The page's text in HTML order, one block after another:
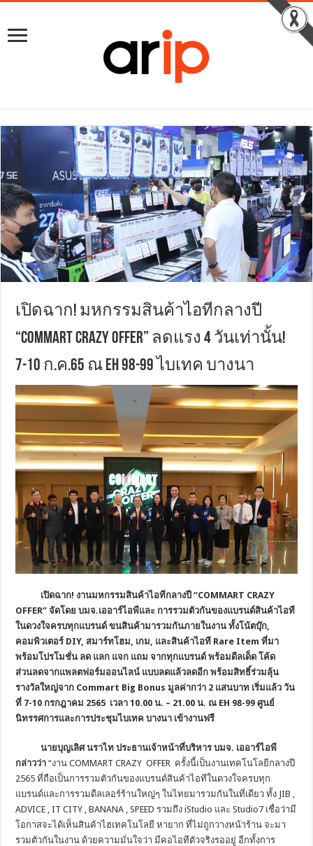
เปิดฉาก! มหกรรมสินค้าไอทีกลางปี
“COMMART CRAZY OFFER” ลดแรง 4 วันเท่านั้น!
7-10 ก.ค.65 ณ EH 98-99 ไบเทค บางนา
เปิดฉาก! งานมหกรรมสินค้าไอทีกลางปี “COMMART CRAZY
OFFER” จัดโดย บมจ.เออาร์ไอพีและ การรวมตัวกันของแบรนด์สินค้าไอที
ในดวงใจครบทุกแบรนด์ ขนสินค้ามารวมกันภายในงาน ทั้งโน้ตบุ๊ก,
คอมพิวเตอร์ DIY, สมาร์ทโฮม, เกม, และสินค้าไอที Rare Item ที่มา
พร้อมโปรโมชั่น ลด แลก แจก แถม จากทุกแบรนด์ พร้อมดีลเด็ด โค้ด
ส่วนลดจากแพลตฟอร์มออนไลน์ แบบลดแล้วลดอีก พร้อมสิทธิ์ร่วมลุ้น
รางวัลใหญ่จาก Commart Big Bonus มูลค่ากว่า 2 แสนบาท เริ่มแล้ว วัน
ที่ 7-10 กรกฎาคม 2565 เวลา 10.00 น. – 21.00 น. ณ EH 98-99 ศูนย์
นิทรรศการและการประชุมไบเทค บางนา เข้างานฟรี
นายบุญเลิศ นราไท ประธานเจ้าหน้าที่บริหาร บมจ. เออาร์ไอพี
กล่าวว่า“งาน COMMART CRAZY OFFER ครั้งนี้เป็นงานเทคโนโลยีกลางปี
2565 ที่ถือเป็นการรวมตัวกันของแบรนด์สินค้าไอทีในดวงใจครบทุก
แบรนด์และการรวมดีลเลอร์ร้านใหญ่ๆ ในไทยมารวมกันในที่เดียว ทั้ง JIB ,
ADVICE , IT CITY , BANANA , SPEED รวมถึง iStudio และ Studio7 เชื่อว่ามี
โอกาสจะได้เห็นสินค้าไฮเทคโนโลยี หายาก ที่ไม่ถูกวางหน้าร้าน จะมา
รวมตัวกันในงาน ด้วยความมั่นใจว่า มีคอไอทีตัวจริงรออยู่ อีกทั้งการ